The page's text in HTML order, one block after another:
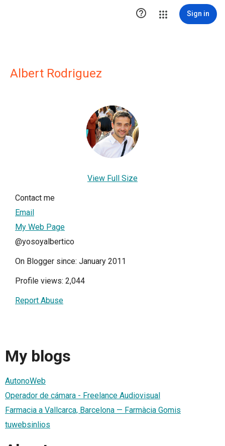
 Sign in
Albert Rodriguez
View Full Size
Contact me
Email
My Web Page
@yosoyalbertico
On Blogger since: January 2011
Profile views: 2,044
Report Abuse
My blogs
AutonoWeb
Operador de cámara - Freelance Audiovisual
Farmacia a Vallcarca, Barcelona — Farmàcia Gomis
tuwebsinlios